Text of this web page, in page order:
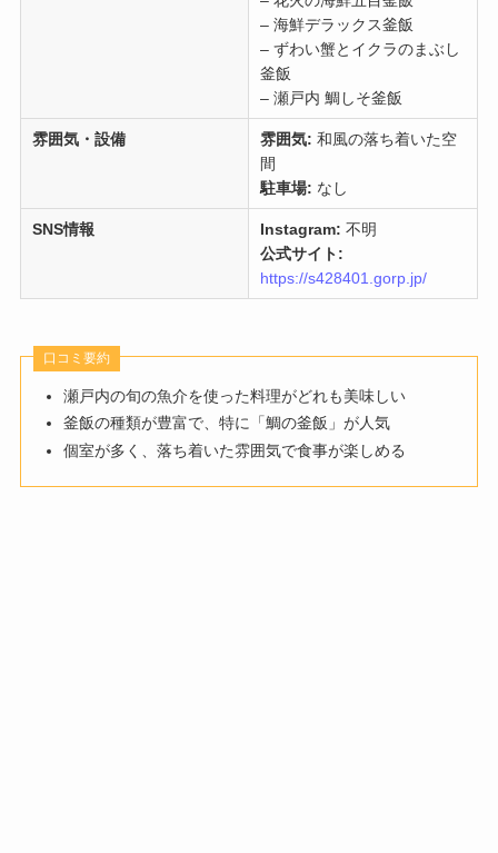
– 海鮮デラックス釜飯
– ずわい蟹とイクラのまぶし
釜飯
– 瀬戸内 鯛しそ釜飯
雰囲気・設備 雰囲気: 和風の落ち着いた空
間
駐車場: なし
SNS情報 Instagram: 不明
公式サイト:
https://s428401.gorp.jp/
口コミ要約
瀬戸内の旬の魚介を使った料理がどれも美味しい
釜飯の種類が豊富で、特に「鯛の釜飯」が人気
個室が多く、落ち着いた雰囲気で食事が楽しめる